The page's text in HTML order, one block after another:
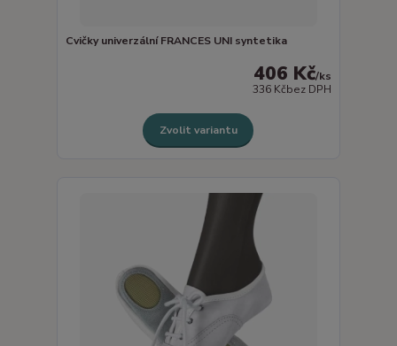
Cvičky univerzální FRANCES UNI syntetika
406 Kč/ks
336 Kčbez DPH
Zvolit variantu